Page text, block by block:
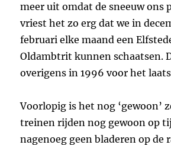
meer uit omdat de sneeuw ons
vriest het zo erg dat we in
februari elke maand een
Oldambtrit kunnen schaatsen.
overigens in 1996 voor het
Voorlopig is het nog ‘gewoon’
treinen rijden nog gewoon op
nagenoeg geen bladeren op de